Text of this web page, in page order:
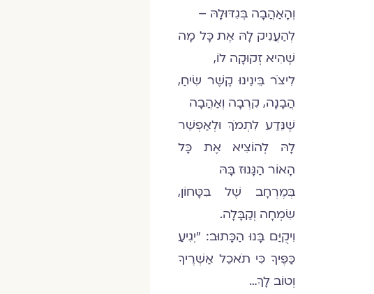
וְהָאַהֲבָה בְּגִדּוּלָהּ –
לְהַעֲנִיק לָהּ אֶת כָּל מָה
שֶׁהִיא זְקוּקָה לוֹ,
לִיצֹר בֵּינֵינוּ קֶשֶׁר שִׂיחַ,
הֲבָנָה, קִרְבָה וְאַהֲבָה
שֶׁנֵּדַע לִתְמֹךְ וּלְאַפְשֵׁר
לָהּ לְהוֹצִיא אֶת כָּל
הָאוֹר הַגָּנוּז בָּהּ
בְּמֶרְחָב שֶׁל בִּטָּחוֹן,
שִׂמְחָה וְקַבָּלָה.
וִיקֻיַּם בָּנוּ הַכָּתוּב: ״יְגִיעַ
כַּפֶּיךָ כִּי תֹאכֵל אַשְׁרֶיךָ
וְטוֹב לָךְ…